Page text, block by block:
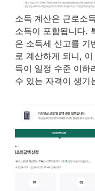
소득 계산은 근로소
소득이 포함됩니다.
은 소득세 신고를 기
로 계산하게 되니,
득이 일정 수준 이하
수 있는 자격이 생기